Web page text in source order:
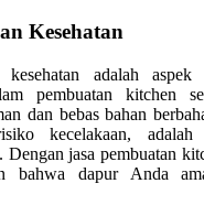
Kesehatan
kesehatan adalah
pembuatan kitchen
dan bebas bahan
kecelakaan,
Dengan jasa pembuatan
bahwa dapur Anda